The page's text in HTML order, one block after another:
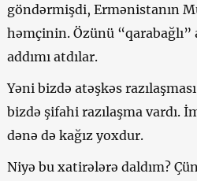
göndərmişdi, Ermənistanın
həmçinin. Özünü
addımı atdılar.
Yəni bizdə atəşkəs
bizdə şifahi razılaşma vardı.
dənə də kağız yoxdur.
Niyə bu xatirələrə daldım?